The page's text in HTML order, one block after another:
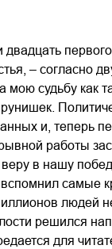
– согласно
мою судьбу как
и, теперь
работы
в нашу
самые
людей
решился
для